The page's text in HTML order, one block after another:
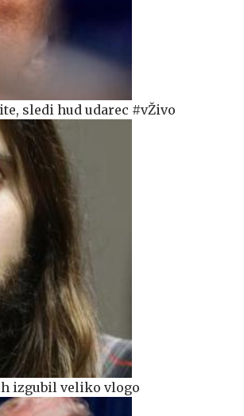
sledi hud udarec #vŽivo
izgubil veliko vlogo